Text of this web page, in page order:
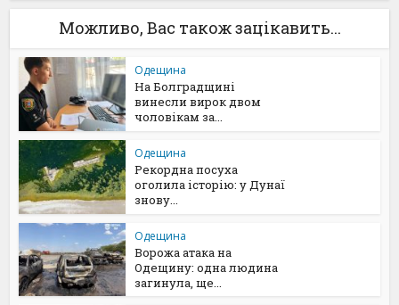
Можливо, Вас також зацікавить...
Одещина
На Болградщині
винесли вирок двом
чоловікам за...
Одещина
Рекордна посуха
оголила історію: у Дунаї
знову...
Одещина
Ворожа атака на
Одещину: одна людина
загинула, ще...